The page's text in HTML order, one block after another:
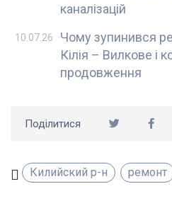
каналізацій
Чому зупинився
Кілія – Вилкове і
продовження
10.07.26
Поділитися
Килийский р-н ремонт